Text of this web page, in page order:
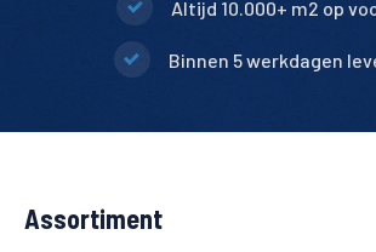
Altijd 10.000+ m2 op
Binnen 5 werkdagen
Assortiment